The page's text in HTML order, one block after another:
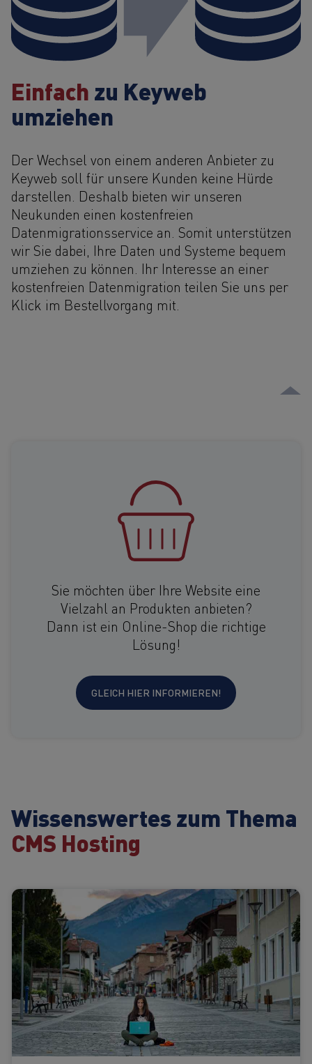
Einfachzu Keyweb
umziehen
Der Wechsel von einem anderen Anbieter zu
Keyweb soll für unsere Kunden keine Hürde
darstellen. Deshalb bieten wir unseren
Neukunden einen kostenfreien
Datenmigrationsservice an. Somit unterstützen
wir Sie dabei, Ihre Daten und Systeme bequem
umziehen zu können. Ihr Interesse an einer
kostenfreien Datenmigration teilen Sie uns per
Klick im Bestellvorgang mit.
Sie möchten über Ihre Website eine
Vielzahl an Produkten anbieten?
Dann ist ein Online-Shop die richtige
Lösung!
GLEICH HIER INFORMIEREN!
Wissenswertes zum Thema
CMS Hosting